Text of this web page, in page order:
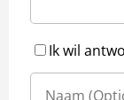
Ik wil